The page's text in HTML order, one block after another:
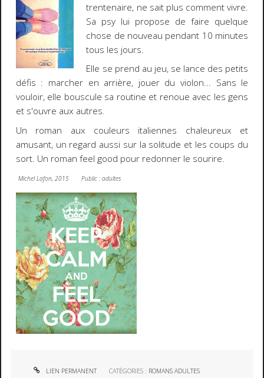
trentenaire, ne sait plus comment vivre.
Sa psy lui propose de faire quelque
chose de nouveau pendant 10 minutes
tous les jours.
Elle se prend au jeu, se lance des petits
défis : marcher en arrière, jouer du violon... Sans le
vouloir, elle bouscule sa routine et renoue avec les gens
et s'ouvre aux autres.
Un roman aux couleurs italiennes chaleureux et
amusant, un regard aussi sur la solitude et les coups du
sort. Un roman feel good pour redonner le sourire.
Michel Lafon, 2015 Public : adultes
LIEN PERMANENT CATÉGORIES : ROMANS ADULTES